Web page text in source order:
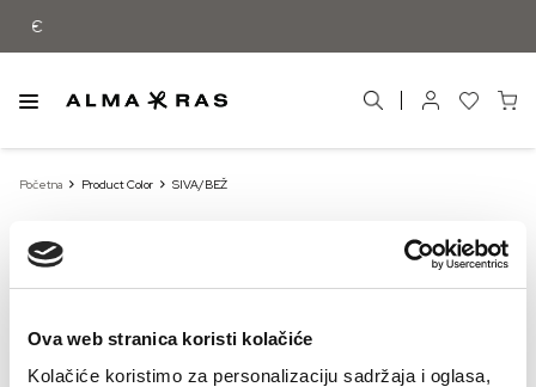
Ova web stranica koristi kolačiće
Kolačiće koristimo za personalizaciju sadržaja i oglasa,
55 €
Početna Product Color SIVA/BEŽ
SIVA/BEŽ